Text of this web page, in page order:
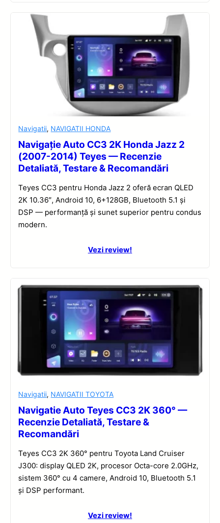
Navigatii, NAVIGATII HONDA
Navigație Auto CC3 2K Honda Jazz 2
(2007-2014) Teyes — Recenzie
Detaliată, Testare & Recomandări
Teyes CC3 pentru Honda Jazz 2 oferă ecran QLED
2K 10.36″, Android 10, 6+128GB, Bluetooth 5.1 și
DSP — performanță și sunet superior pentru condus
modern.
Vezi review!
Navigatii, NAVIGATII TOYOTA
Navigatie Auto Teyes CC3 2K 360° —
Recenzie Detaliată, Testare &
Recomandări
Teyes CC3 2K 360° pentru Toyota Land Cruiser
J300: display QLED 2K, procesor Octa-core 2.0GHz,
sistem 360° cu 4 camere, Android 10, Bluetooth 5.1
și DSP performant.
Vezi review!